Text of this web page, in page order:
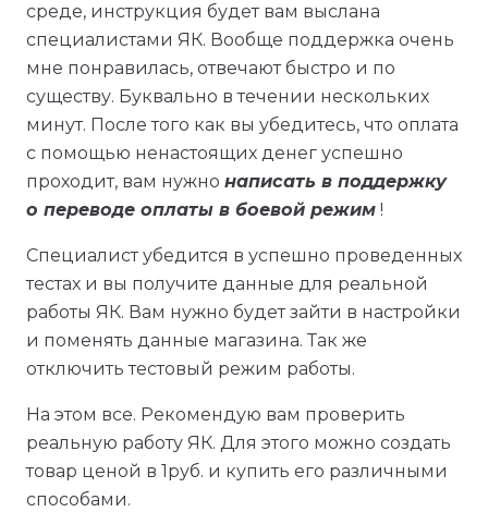
среде, инструкция будет вам выслана
специалистами ЯК. Вообще поддержка очень
мне понравилась, отвечают быстро и по
существу. Буквально в течении нескольких
минут. После того как вы убедитесь, что оплата
с помощью ненастоящих денег успешно
проходит, вам нужно написать в поддержку
о переводе оплаты в боевой режим !
Специалист убедится в успешно проведенных
тестах и вы получите данные для реальной
работы ЯК. Вам нужно будет зайти в настройки
и поменять данные магазина. Так же
отключить тестовый режим работы.
На этом все. Рекомендую вам проверить
реальную работу ЯК. Для этого можно создать
товар ценой в 1руб. и купить его различными
способами.